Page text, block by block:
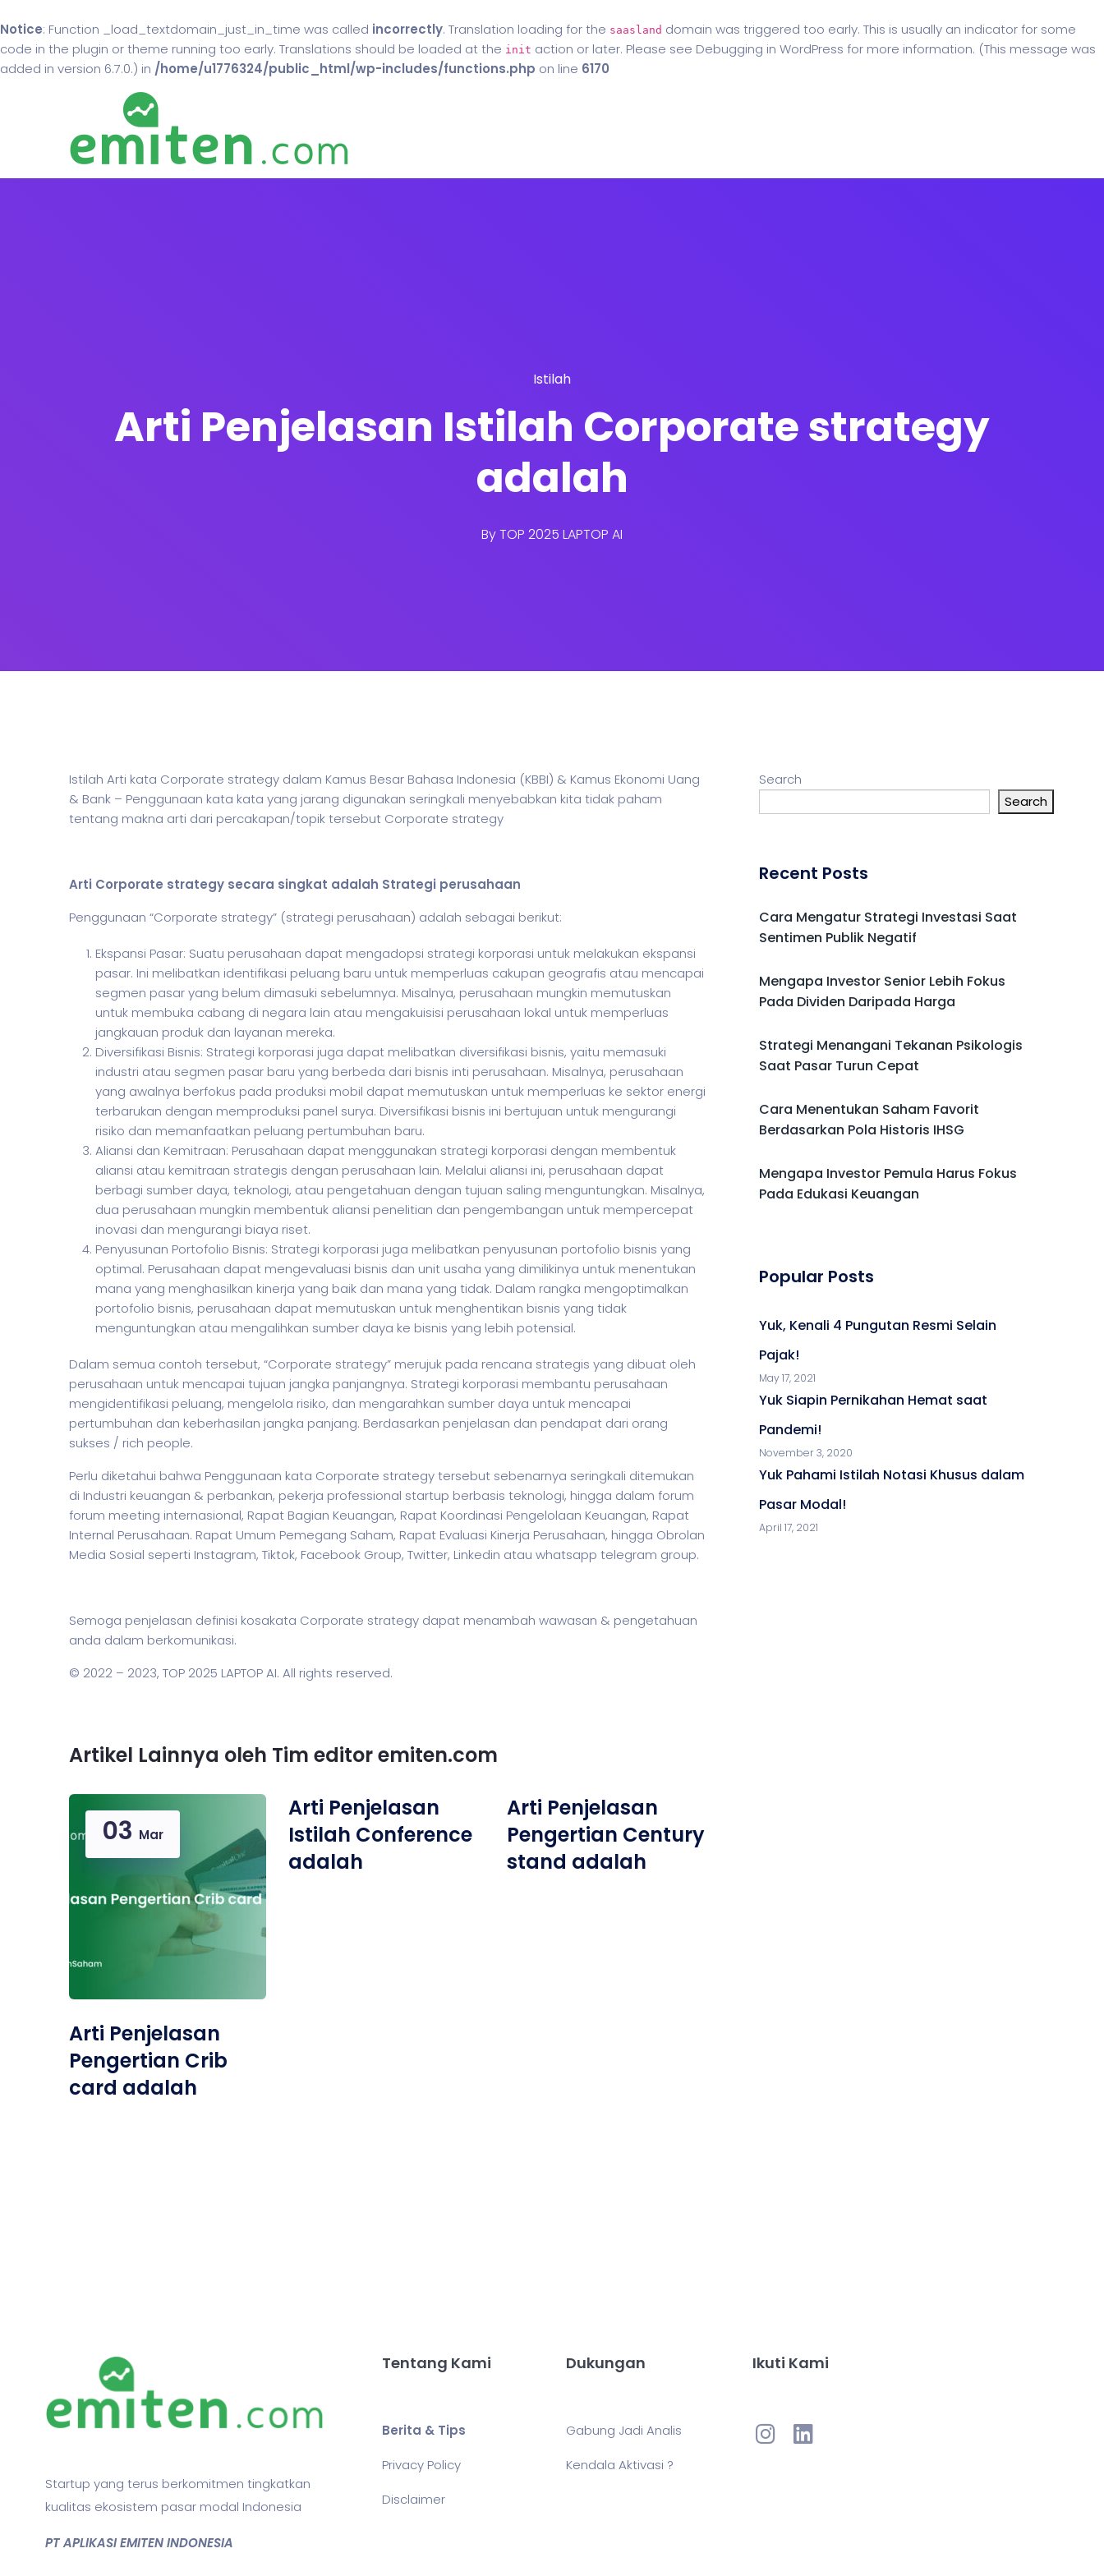
Notice: Function _load_textdomain_just_in_time was called incorrectly. Translation loading for the saasland domain was triggered too early. This is usually an indicator for some
code in the plugin or theme running too early. Translations should be loaded at the init action or later. Please see Debugging in WordPress for more information. (This message was
added in version 6.7.0.) in /home/u1776324/public_html/wp-includes/functions.php on line 6170
Istilah
Arti Penjelasan Istilah Corporate strategy
adalah
ByTOP 2025 LAPTOP AI
Istilah Arti kata Corporate strategy dalam Kamus Besar Bahasa Indonesia (KBBI) & Kamus Ekonomi Uang
& Bank – Penggunaan kata kata yang jarang digunakan seringkali menyebabkan kita tidak paham
tentang makna arti dari percakapan/topik tersebut Corporate strategy
Arti Corporate strategy secara singkat adalah Strategi perusahaan
Penggunaan “Corporate strategy” (strategi perusahaan) adalah sebagai berikut:
Ekspansi Pasar: Suatu perusahaan dapat mengadopsi strategi korporasi untuk melakukan ekspansi
pasar. Ini melibatkan identifikasi peluang baru untuk memperluas cakupan geografis atau mencapai
segmen pasar yang belum dimasuki sebelumnya. Misalnya, perusahaan mungkin memutuskan
untuk membuka cabang di negara lain atau mengakuisisi perusahaan lokal untuk memperluas
jangkauan produk dan layanan mereka.
Diversifikasi Bisnis: Strategi korporasi juga dapat melibatkan diversifikasi bisnis, yaitu memasuki
industri atau segmen pasar baru yang berbeda dari bisnis inti perusahaan. Misalnya, perusahaan
yang awalnya berfokus pada produksi mobil dapat memutuskan untuk memperluas ke sektor energi
terbarukan dengan memproduksi panel surya. Diversifikasi bisnis ini bertujuan untuk mengurangi
risiko dan memanfaatkan peluang pertumbuhan baru.
Aliansi dan Kemitraan: Perusahaan dapat menggunakan strategi korporasi dengan membentuk
aliansi atau kemitraan strategis dengan perusahaan lain. Melalui aliansi ini, perusahaan dapat
berbagi sumber daya, teknologi, atau pengetahuan dengan tujuan saling menguntungkan. Misalnya,
dua perusahaan mungkin membentuk aliansi penelitian dan pengembangan untuk mempercepat
inovasi dan mengurangi biaya riset.
Penyusunan Portofolio Bisnis: Strategi korporasi juga melibatkan penyusunan portofolio bisnis yang
optimal. Perusahaan dapat mengevaluasi bisnis dan unit usaha yang dimilikinya untuk menentukan
mana yang menghasilkan kinerja yang baik dan mana yang tidak. Dalam rangka mengoptimalkan
portofolio bisnis, perusahaan dapat memutuskan untuk menghentikan bisnis yang tidak
menguntungkan atau mengalihkan sumber daya ke bisnis yang lebih potensial.
Dalam semua contoh tersebut, “Corporate strategy” merujuk pada rencana strategis yang dibuat oleh
perusahaan untuk mencapai tujuan jangka panjangnya. Strategi korporasi membantu perusahaan
mengidentifikasi peluang, mengelola risiko, dan mengarahkan sumber daya untuk mencapai
pertumbuhan dan keberhasilan jangka panjang. Berdasarkan penjelasan dan pendapat dari orang
sukses / rich people.
Perlu diketahui bahwa Penggunaan kata Corporate strategy tersebut sebenarnya seringkali ditemukan
di Industri keuangan & perbankan, pekerja professional startup berbasis teknologi, hingga dalam forum
forum meeting internasional, Rapat Bagian Keuangan, Rapat Koordinasi Pengelolaan Keuangan, Rapat
Internal Perusahaan. Rapat Umum Pemegang Saham, Rapat Evaluasi Kinerja Perusahaan, hingga Obrolan
Media Sosial seperti Instagram, Tiktok, Facebook Group, Twitter, Linkedin atau whatsapp telegram group.
Semoga penjelasan definisi kosakata Corporate strategy dapat menambah wawasan & pengetahuan
anda dalam berkomunikasi.
© 2022 – 2023, TOP 2025 LAPTOP AI. All rights reserved.
Artikel Lainnya oleh Tim editor emiten.com
03 Mar
Arti Penjelasan
Pengertian Crib
card adalah
Arti Penjelasan
Istilah Conference
adalah
Arti Penjelasan
Pengertian Century
stand adalah
Search
Search
Recent Posts
Cara Mengatur Strategi Investasi Saat
Sentimen Publik Negatif
Mengapa Investor Senior Lebih Fokus
Pada Dividen Daripada Harga
Strategi Menangani Tekanan Psikologis
Saat Pasar Turun Cepat
Cara Menentukan Saham Favorit
Berdasarkan Pola Historis IHSG
Mengapa Investor Pemula Harus Fokus
Pada Edukasi Keuangan
Popular Posts
Yuk, Kenali 4 Pungutan Resmi Selain
Pajak!
May 17, 2021
Yuk Siapin Pernikahan Hemat saat
Pandemi!
November 3, 2020
Yuk Pahami Istilah Notasi Khusus dalam
Pasar Modal!
April 17, 2021
Startup yang terus berkomitmen tingkatkan
kualitas ekosistem pasar modal Indonesia
PT APLIKASI EMITEN INDONESIA
Tentang Kami
Berita & Tips
Privacy Policy
Disclaimer
Dukungan
Gabung Jadi Analis
Kendala Aktivasi ?
Ikuti Kami